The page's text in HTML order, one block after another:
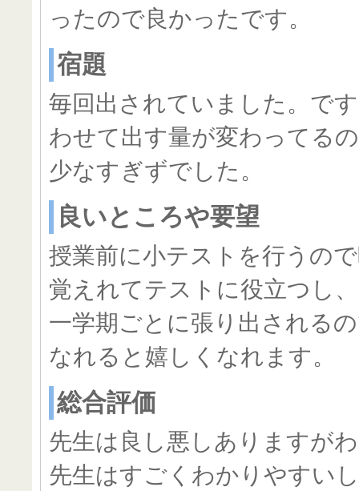
ったので良かったです。
宿題
毎回出されていました。で
わせて出す量が変わってる
少なすぎずでした。
良いところや要望
授業前に小テストを行うの
覚えれてテストに役立つし
一学期ごとに張り出される
なれると嬉しくなれます。
総合評価
先生は良し悪しありますが
先生はすごくわかりやすい